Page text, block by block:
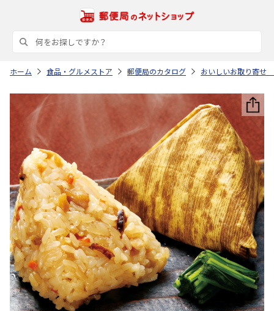
ホーム 食品・グルメストア 郵便局のカタログ おいしいお取り寄せ